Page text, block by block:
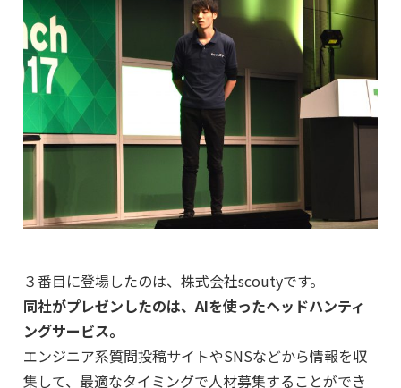
３番目に登場したのは、株式会社scoutyです。
同社がプレゼンしたのは、AIを使ったヘッドハンティ
ングサービス。
エンジニア系質問投稿サイトやSNSなどから情報を収
集して、最適なタイミングで人材募集することができ